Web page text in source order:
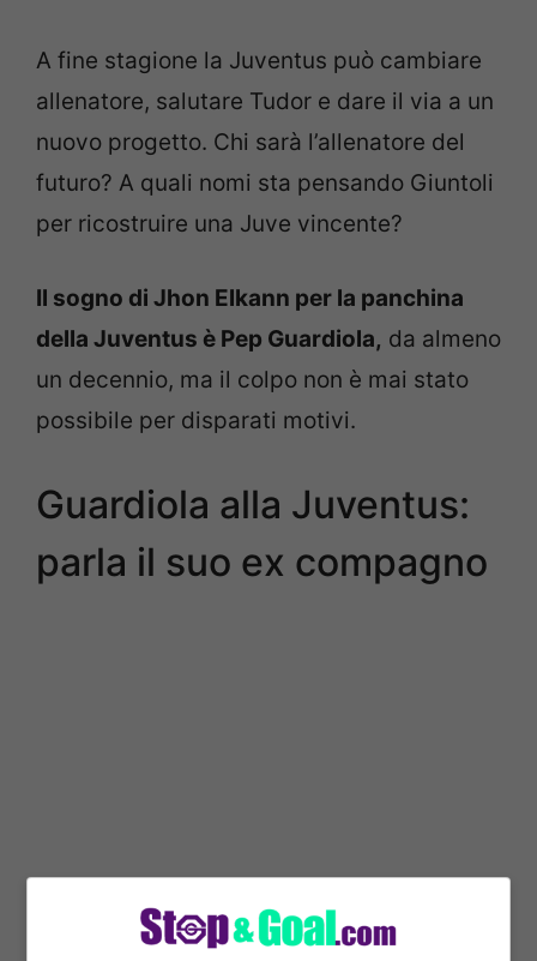
A fine stagione la Juventus può cambiare
allenatore, salutare Tudor e dare il via a un
nuovo progetto. Chi sarà l’allenatore del
futuro? A quali nomi sta pensando Giuntoli
per ricostruire una Juve vincente?
Il sogno di Jhon Elkann per la panchina
della Juventus è Pep Guardiola, da almeno
un decennio, ma il colpo non è mai stato
possibile per disparati motivi.
Guardiola alla Juventus:
parla il suo ex compagno
Il nome di Guardiola è spesso accostato